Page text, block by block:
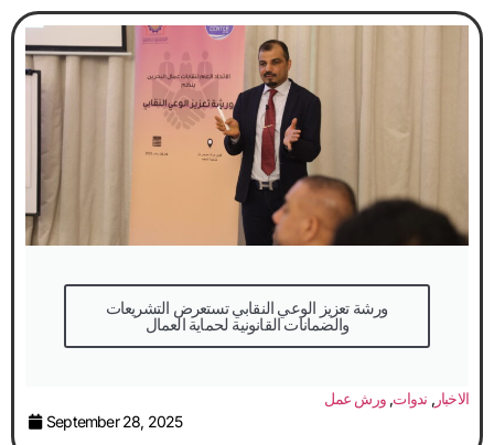
والضمانات القانونية لحماية العمال
الاخبار, ندوات,ورش عمل
September 28, 2025